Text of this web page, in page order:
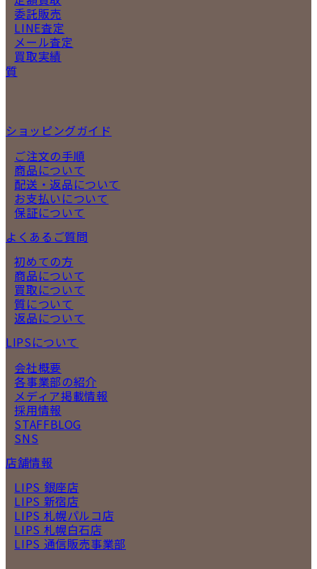
委託販売
LINE査定
メール査定
買取実績
質
ショッピングガイド
ご注文の手順
商品について
配送・返品について
お支払いについて
保証について
よくあるご質問
初めての方
商品について
買取について
質について
返品について
LIPSについて
会社概要
各事業部の紹介
メディア掲載情報
採用情報
STAFFBLOG
SNS
店舗情報
LIPS 銀座店
LIPS 新宿店
LIPS 札幌パルコ店
LIPS 札幌白石店
LIPS 通信販売事業部